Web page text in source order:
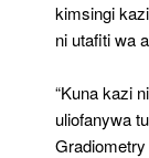
kimsingi
ni utafiti wa
“Kuna kazi
uliofanywa